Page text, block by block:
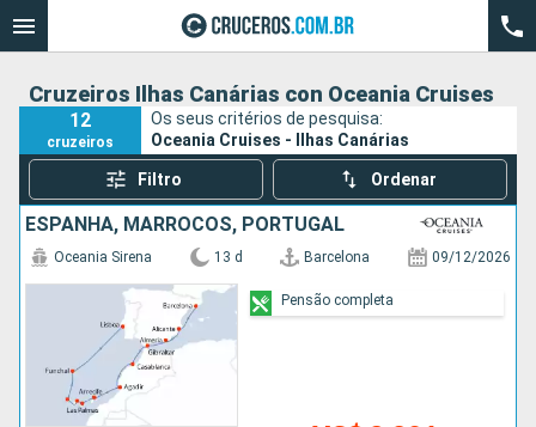
Cruzeiros Ilhas Canárias con Oceania Cruises
12
cruzeiros
Os seus critérios de pesquisa:
Oceania Cruises - Ilhas Canárias
Filtro Ordenar
ESPANHA, MARROCOS, PORTUGAL
Oceania Sirena 13 d Barcelona 09/12/2026
Pensão completa